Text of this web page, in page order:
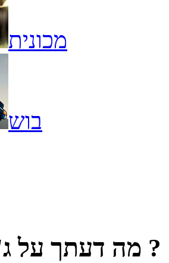
מכונית
בוש
מה דעתך על ?